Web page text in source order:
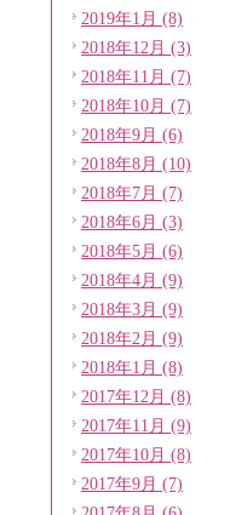
2019年1月 (8)
2018年12月 (3)
2018年11月 (7)
2018年10月 (7)
2018年9月 (6)
2018年8月 (10)
2018年7月 (7)
2018年6月 (3)
2018年5月 (6)
2018年4月 (9)
2018年3月 (9)
2018年2月 (9)
2018年1月 (8)
2017年12月 (8)
2017年11月 (9)
2017年10月 (8)
2017年9月 (7)